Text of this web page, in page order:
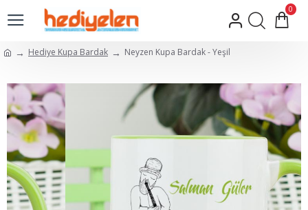
0
Hediye Kupa Bardak Neyzen Kupa Bardak - Yeşil